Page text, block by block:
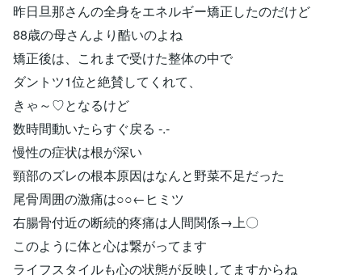
昨日旦那さんの全身をエネルギー矯正したのだけど
88歳の母さんより酷いのよね
矯正後は、これまで受けた整体の中で
ダントツ1位と絶賛してくれて、
きゃ～♡となるけど
数時間動いたらすぐ戻る -.-
慢性の症状は根が深い
頸部のズレの根本原因はなんと野菜不足だった
尾骨周囲の激痛は○○←ヒミツ
右腸骨付近の断続的疼痛は人間関係→上〇
このように体と心は繋がってます
ライフスタイルも心の状態が反映してますからね